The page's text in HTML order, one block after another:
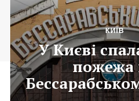
КИЇВ
У Києві
пожежа